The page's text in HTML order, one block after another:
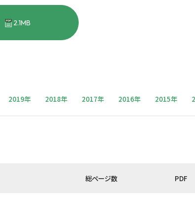
2.1MB
2019年 2018年 2017年 2016年 2015年
総ページ数 PDF